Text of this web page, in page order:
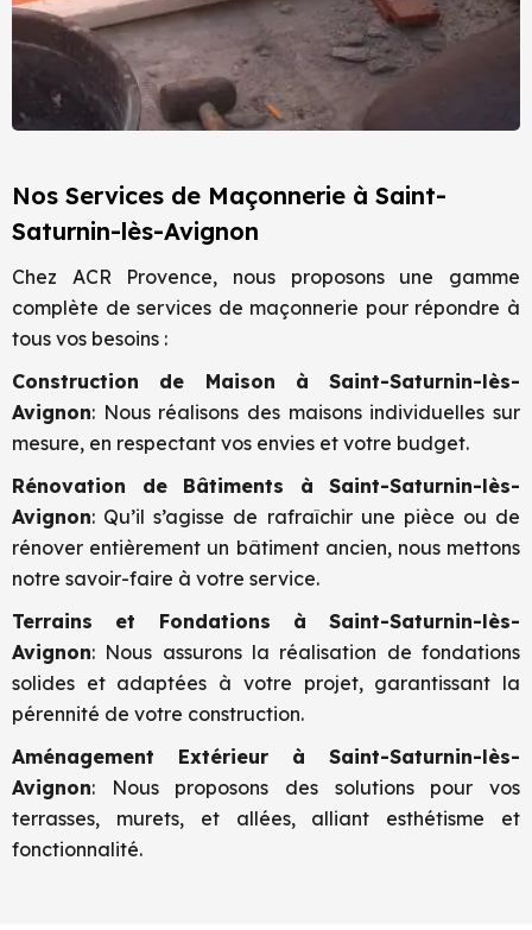
Nos Services de Maçonnerie à Saint-
Saturnin-lès-Avignon
Chez ACR Provence, nous proposons une gamme
complète de services de maçonnerie pour répondre à
tous vos besoins :
Construction de Maison à Saint-Saturnin-lès-
Avignon: Nous réalisons des maisons individuelles sur
mesure, en respectant vos envies et votre budget.
Rénovation de Bâtiments à Saint-Saturnin-lès-
Avignon: Qu’il s’agisse de rafraîchir une pièce ou de
rénover entièrement un bâtiment ancien, nous mettons
notre savoir-faire à votre service.
Terrains et Fondations à Saint-Saturnin-lès-
Avignon: Nous assurons la réalisation de fondations
solides et adaptées à votre projet, garantissant la
pérennité de votre construction.
Aménagement Extérieur à Saint-Saturnin-lès-
Avignon: Nous proposons des solutions pour vos
terrasses, murets, et allées, alliant esthétisme et
fonctionnalité.